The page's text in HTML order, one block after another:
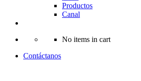
Productos
Canal
No items in cart
Contáctanos